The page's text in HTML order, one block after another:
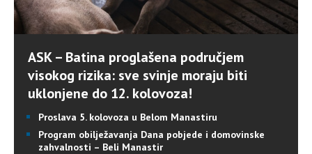
ASK – Batina proglašena područjem
visokog rizika: sve svinje moraju biti
uklonjene do 12. kolovoza!
Proslava 5. kolovoza u Belom Manastiru
Program obilježavanja Dana pobjede i domovinske
zahvalnosti – Beli Manastir